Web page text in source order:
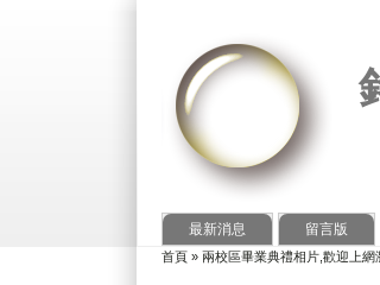
最新消息 留言版
您在這裡
首頁 »兩校區畢業典禮相片,歡迎上網